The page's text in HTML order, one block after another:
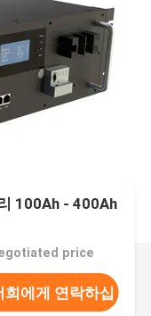
100Ah - 400Ah
price
희에게 연락하십